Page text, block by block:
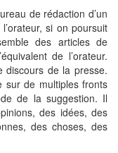
de rédaction d’un
si on poursuit
des articles de
de l’orateur.
discours de la presse.
sur de multiples fronts
de la suggestion. Il
des idées, des
des choses, des